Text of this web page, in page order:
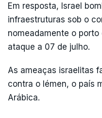
Em resposta, Israel
infraestruturas sob o
nomeadamente o
ataque a 07 de julho.
As ameaças israelitas
contra o Iémen, o país
Arábica.